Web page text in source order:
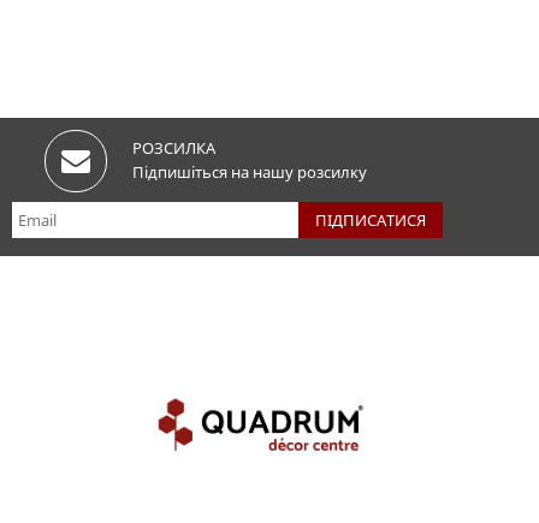
РОЗСИЛКА
Підпишіться на нашу розсилку